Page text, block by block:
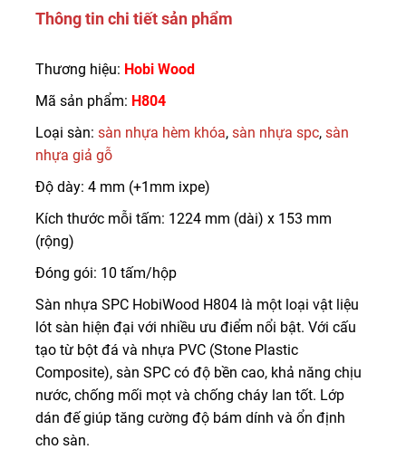
Thông tin chi tiết sản phẩm
Thương hiệu: Hobi Wood
Mã sản phẩm: H804
Loại sàn: sàn nhựa hèm khóa, sàn nhựa spc, sàn
nhựa giả gỗ
Độ dày: 4 mm (+1mm ixpe)
Kích thước mỗi tấm: 1224 mm (dài) x 153 mm
(rộng)
Đóng gói: 10 tấm/hộp
Sàn nhựa SPC HobiWood H804 là một loại vật liệu
lót sàn hiện đại với nhiều ưu điểm nổi bật. Với cấu
tạo từ bột đá và nhựa PVC (Stone Plastic
Composite), sàn SPC có độ bền cao, khả năng chịu
nước, chống mối mọt và chống cháy lan tốt. Lớp
dán đế giúp tăng cường độ bám dính và ổn định
cho sàn.